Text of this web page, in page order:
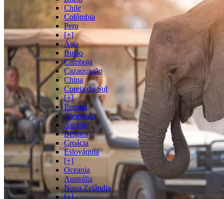
Chile
Colômbia
Peru
[+]
Ásia
Butão
Camboja
Cazaquistão
China
Coreia do Sul
[+]
Europa
Alemanha
Áustria
Bélgica
Croácia
Eslováquia
[+]
Oceania
Austrália
Nova Zelândia
[+]